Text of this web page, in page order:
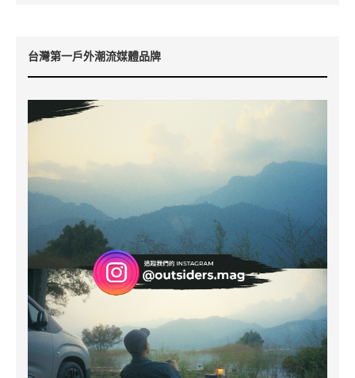
台灣第一戶外潮流媒體品牌